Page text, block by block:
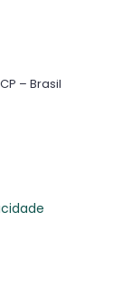
– Brasil